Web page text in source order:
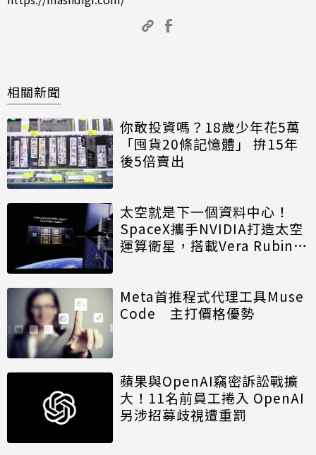
相關新聞
你敢投資嗎？18歲少年花5萬
「囤貨20條記憶體」 拚15年
後5倍賣出
太空就是下一個資料中心！
SpaceX攜手NVIDIA打造太空
運算衛星，搭載Vera Rubin運
Meta首推程式代理工具Muse
Code 主打價格優勢
蘋果與OpenAI竊密訴訟戰擴
大！11名前員工捲入 OpenAI
另涉招募歧視遭重罰